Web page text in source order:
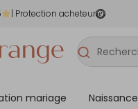
| Protection acheteur
mariage Naissance